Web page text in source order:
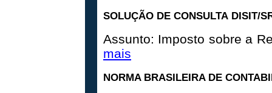
SOLUÇÃO DE CONSULTA DISIT/
Assunto: Imposto sobre a
mais
NORMA BRASILEIRA DE